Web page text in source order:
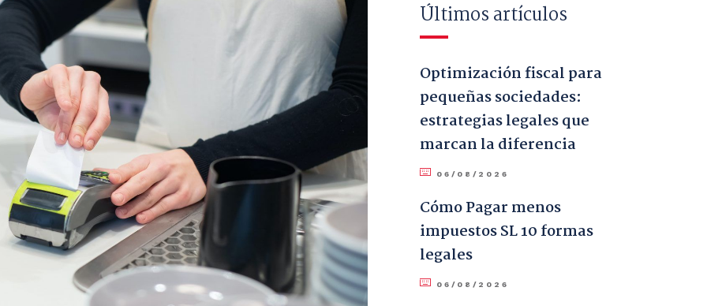
Últimos artículos
Optimización fiscal para
pequeñas sociedades:
estrategias legales que
marcan la diferencia
06/08/2026
Cómo Pagar menos
impuestos SL 10 formas
legales
06/08/2026